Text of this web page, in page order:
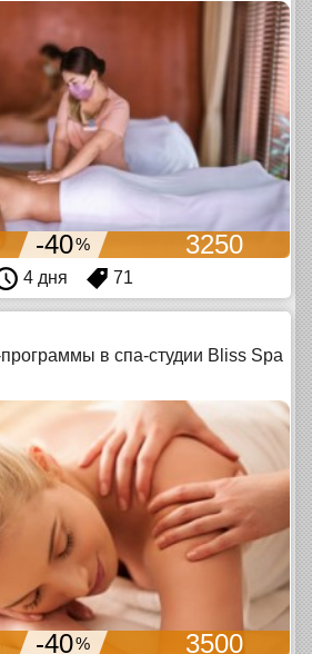
-40% 3250
4 дня 71
в спа-студии Bliss Spa
-40% 3500